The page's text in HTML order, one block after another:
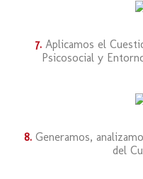
7. Aplicamos el
Psicosocial y
8. Generamos,
del